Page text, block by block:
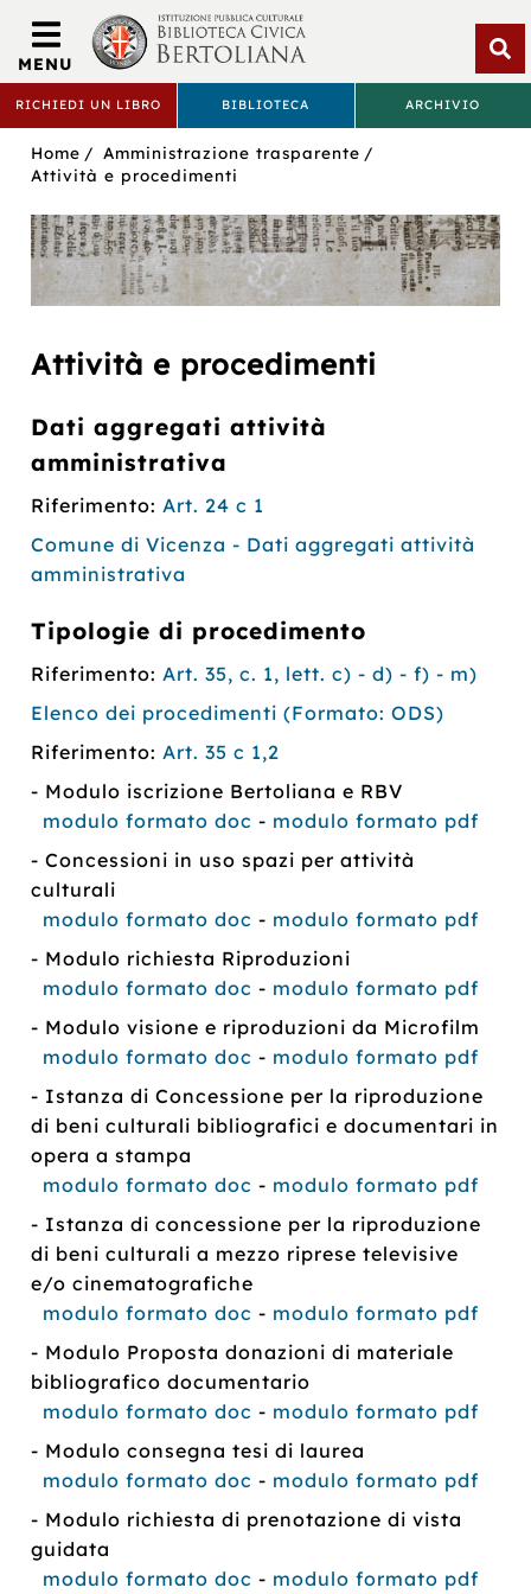
BIBLIOTECA
CIVICA
BERTOLIANA
RICHIEDI UN LIBRO BIBLIOTECA ARCHIVIO
MENU
Bertoliana
Sei
in:
Home
Amministrazione trasparente
Attività e procedimenti
Attività e procedimenti
Dati aggregati attività
amministrativa
Riferimento:Art. 24 c 1
Comune di Vicenza - Dati aggregati attività
amministrativa
Tipologie di procedimento
Riferimento:Art. 35, c. 1, lett. c) - d) - f) - m)
Elenco dei procedimenti (Formato: ODS)
Riferimento:Art. 35 c 1,2
- Modulo iscrizione Bertoliana e RBV
modulo formato doc - modulo formato pdf
- Concessioni in uso spazi per attività
culturali
modulo formato doc - modulo formato pdf
- Modulo richiesta Riproduzioni
modulo formato doc - modulo formato pdf
- Modulo visione e riproduzioni da Microfilm
modulo formato doc - modulo formato pdf
- Istanza di Concessione per la riproduzione
di beni culturali bibliografici e documentari in
opera a stampa
modulo formato doc - modulo formato pdf
- Istanza di concessione per la riproduzione
di beni culturali a mezzo riprese televisive
e/o cinematografiche
modulo formato doc - modulo formato pdf
- Modulo Proposta donazioni di materiale
bibliografico documentario
modulo formato doc - modulo formato pdf
- Modulo consegna tesi di laurea
modulo formato doc - modulo formato pdf
- Modulo richiesta di prenotazione di vista
guidata
modulo formato doc - modulo formato pdf